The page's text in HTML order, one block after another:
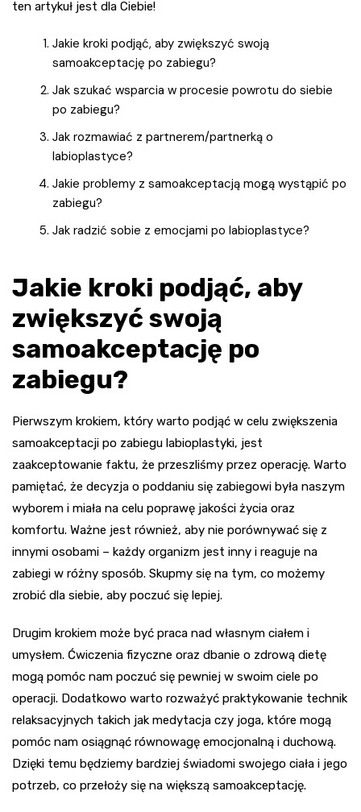
ten artykuł jest dla Ciebie!
Jakie kroki podjąć, aby zwiększyć swoją
samoakceptację po zabiegu?
Jak szukać wsparcia w procesie powrotu do siebie
po zabiegu?
Jak rozmawiać z partnerem/partnerką o
labioplastyce?
Jakie problemy z samoakceptacją mogą wystąpić po
zabiegu?
Jak radzić sobie z emocjami po labioplastyce?
Jakie kroki podjąć, aby
zwiększyć swoją
samoakceptację po
zabiegu?
Pierwszym krokiem, który warto podjąć w celu zwiększenia
samoakceptacji po zabiegu labioplastyki, jest
zaakceptowanie faktu, że przeszliśmy przez operację. Warto
pamiętać, że decyzja o poddaniu się zabiegowi była naszym
wyborem i miała na celu poprawę jakości życia oraz
komfortu. Ważne jest również, aby nie porównywać się z
innymi osobami – każdy organizm jest inny i reaguje na
zabiegi w różny sposób. Skupmy się na tym, co możemy
zrobić dla siebie, aby poczuć się lepiej.
Drugim krokiem może być praca nad własnym ciałem i
umysłem. Ćwiczenia fizyczne oraz dbanie o zdrową dietę
mogą pomóc nam poczuć się pewniej w swoim ciele po
operacji. Dodatkowo warto rozważyć praktykowanie technik
relaksacyjnych takich jak medytacja czy joga, które mogą
pomóc nam osiągnąć równowagę emocjonalną i duchową.
Dzięki temu będziemy bardziej świadomi swojego ciała i jego
potrzeb, co przełoży się na większą samoakceptację.